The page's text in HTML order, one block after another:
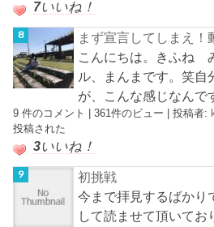
7いいね！
まず宣言してしまえ！
こんにちは。きふね
ル、まんまです。笑自
が、こんな感じなんで
9 件のコメント |361件のビュー |投稿者:
投稿された
3いいね！
初挑戦
今まで拝見するばか
して読ませて頂いてお